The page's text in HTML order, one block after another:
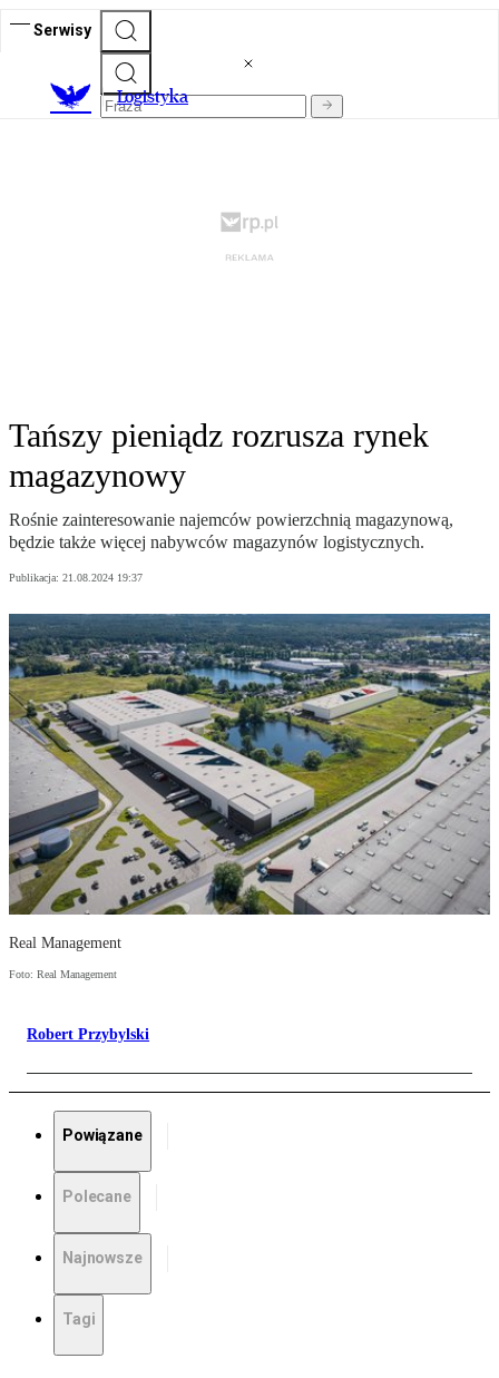
Serwisy
Logistyka
Tańszy pieniądz rozrusza rynek
magazynowy
Rośnie zainteresowanie najemców powierzchnią magazynową,
będzie także więcej nabywców magazynów logistycznych.
Publikacja: 21.08.2024 19:37
Real Management
Foto: Real Management
Robert Przybylski
Powiązane
Polecane
Najnowsze
Tagi